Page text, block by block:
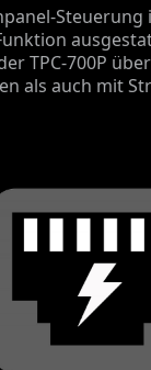
TPC-700P
als auch mit